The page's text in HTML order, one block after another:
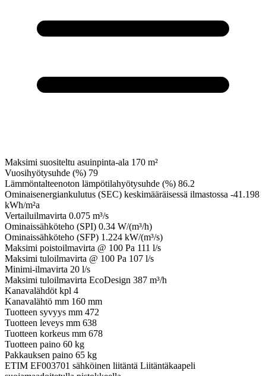
Maksimi suositeltu asuinpinta-ala 170 m²
Vuosihyötysuhde (%) 79
Lämmöntalteenoton lämpötilahyötysuhde (%) 86.2
Ominaisenergiankulutus (SEC) keskimääräisessä ilmastossa -41.198
kWh/m²a
Vertailuilmavirta 0.075 m³/s
Ominaissähköteho (SPI) 0.34 W/(m³/h)
Ominaissähköteho (SFP) 1.224 kW/(m³/s)
Maksimi poistoilmavirta @ 100 Pa 111 l/s
Maksimi tuloilmavirta @ 100 Pa 107 l/s
Minimi-ilmavirta 20 l/s
Maksimi tuloilmavirta EcoDesign 387 m³/h
Kanavalähdöt kpl 4
Kanavalähtö mm 160 mm
Tuotteen syvyys mm 472
Tuotteen leveys mm 638
Tuotteen korkeus mm 678
Tuotteen paino 60 kg
Pakkauksen paino 65 kg
ETIM EF003701 sähköinen liitäntä Liitäntäkaapeli